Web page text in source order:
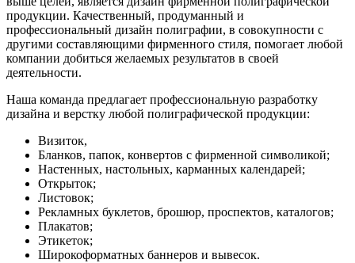
продукции. Качественный, продуманный и
профессиональный дизайн полиграфии, в совокупности с
другими составляющими фирменного стиля, помогает любой
компании добиться желаемых результатов в своей
деятельности.
Наша команда предлагает профессиональную разработку
дизайна и верстку любой полиграфической продукции:
Визиток,
Бланков, папок, конвертов с фирменной символикой;
Настенных, настольных, карманных календарей;
Открыток;
Листовок;
Рекламных буклетов, брошюр, проспектов, каталогов;
Плакатов;
Этикеток;
Широкоформатных баннеров и вывесок.